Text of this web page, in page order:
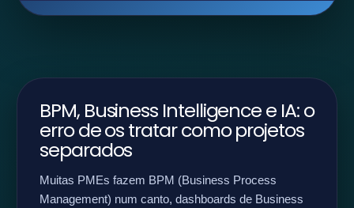
BPM, Business Intelligence e IA: o
erro de os tratar como projetos
separados
Muitas PMEs fazem BPM (Business Process
Management) num canto, dashboards de Business